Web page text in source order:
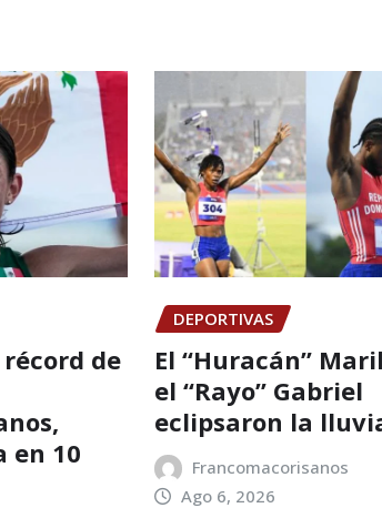
de
en 10
DEPORTIVAS
El “Huracán”
el “Rayo” Gabriel
eclipsaron la
Francomacorisanos
Ago 6, 2026